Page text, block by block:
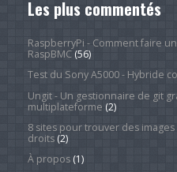
Les plus commentés
RaspberryPi - Comment faire
RaspBMC(56)
Test du Sony A5000 - Hybride
Ungit - Un gestionnaire de git
multiplateforme (2)
8 sites pour trouver des
droits(2)
À propos(1)